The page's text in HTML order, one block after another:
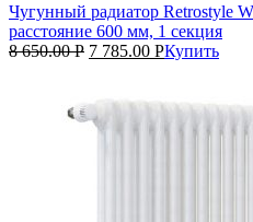
Чугунный радиатор Retrostyle
расстояние 600 мм, 1 секция
8 650.00Р 7 785.00 РКупить